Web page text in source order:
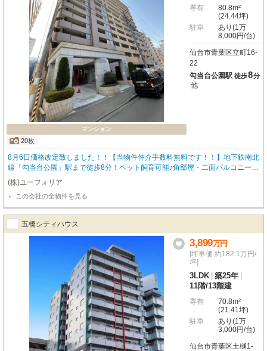
マンション
20枚
専有
80.8m²
(24.44坪)
駐車
あり(1万
8,000円/台)
仙台市青葉区立町16-
22
勾当台公園駅 徒歩8分
他
8月6日価格改定致しました！！【当物件仲介手数料無料です！！】地下鉄南北
線「勾当台公園」駅まで徒歩8分！ペット飼育可能♪角部屋・二面バルコニーに
つき通風良好な広々3LDK♪
(株)ユーフォリア
この会社の全物件を見る
五橋シティハウス
3,899万円
[坪単価 約182.1万円/
坪]
3LDK 築25年
11階/13階建
専有
70.8m²
(21.41坪)
駐車
あり(1万
3,000円/台)
仙台市青葉区土樋1-